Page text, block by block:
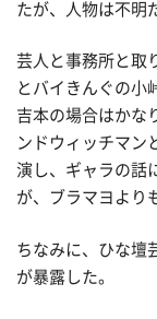
たが、人物は不明
芸人と事務所と取
とバイきんぐの小
吉本の場合はかな
ンドウィッチマン
演し、ギャラの話
が、ブラマヨより
ちなみに、ひな壇
が暴露した。